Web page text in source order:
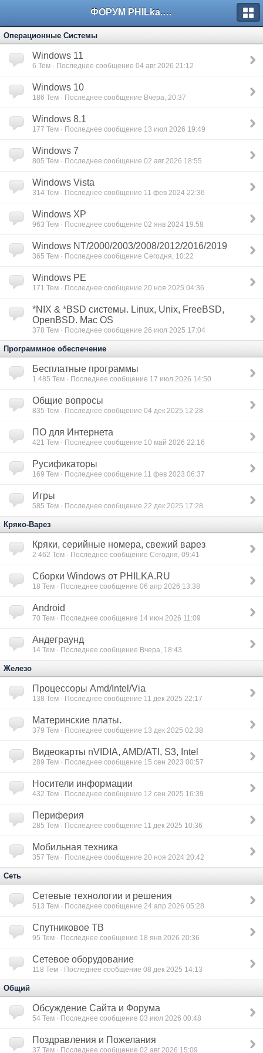
ФОРУМ PHILka.RU
Операционные Системы
Windows 11
6 Тем · Последнее сообщение 04 авг 2026 21:12
Windows 10
186 Тем · Последнее сообщение Вчера, 20:37
Windows 8.1
177 Тем · Последнее сообщение 13 июл 2026 19:49
Windows 7
805 Тем · Последнее сообщение 02 авг 2026 18:55
Windows Vista
314 Тем · Последнее сообщение 11 фев 2024 22:36
Windows XP
963 Тем · Последнее сообщение 02 янв 2024 19:58
Windows NT/2000/2003/2008/2012/2016/2019
365 Тем · Последнее сообщение Сегодня, 10:22
Windows PE
171 Тем · Последнее сообщение 20 ноя 2025 04:36
*NIX & *BSD сиcтемы. Linux, Unix, FreeBSD,
OpenBSD. Mac OS
378 Тем · Последнее сообщение 26 июл 2025 17:04
Программное обеспечение
Бесплатные программы
1 485 Тем · Последнее сообщение 17 июл 2026 14:50
Общие вопросы
835 Тем · Последнее сообщение 04 дек 2025 12:28
ПО для Интернета
421 Тем · Последнее сообщение 10 май 2026 22:16
Русификаторы
169 Тем · Последнее сообщение 11 фев 2023 06:37
Игры
585 Тем · Последнее сообщение 22 дек 2025 17:28
Кряко-Варез
Кряки, серийные номера, свежий варез
2 462 Тем · Последнее сообщение Сегодня, 09:41
Сборки Windows от PHILKA.RU
18 Тем · Последнее сообщение 06 апр 2026 13:38
Android
70 Тем · Последнее сообщение 14 июн 2026 11:09
Андеграунд
14 Тем · Последнее сообщение Вчера, 18:43
Железо
Процессоры Amd/Intel/Via
138 Тем · Последнее сообщение 11 дек 2025 22:17
Материнские платы.
379 Тем · Последнее сообщение 13 дек 2025 02:38
Видеокарты nVIDIA, AMD/ATI, S3, Intel
289 Тем · Последнее сообщение 15 сен 2023 00:57
Носители информации
432 Тем · Последнее сообщение 12 сен 2025 16:39
Периферия
285 Тем · Последнее сообщение 11 дек 2025 10:36
Мобильная техника
357 Тем · Последнее сообщение 20 ноя 2024 20:42
Сеть
Сетевые технологии и решения
513 Тем · Последнее сообщение 24 апр 2026 05:28
Спутниковое ТВ
95 Тем · Последнее сообщение 18 янв 2026 20:36
Сетевое оборудование
118 Тем · Последнее сообщение 08 дек 2025 14:13
Общий
Обсуждение Сайта и Форума
54 Тем · Последнее сообщение 03 июл 2026 00:48
Поздравления и Пожелания
37 Тем · Последнее сообщение 02 авг 2026 15:09